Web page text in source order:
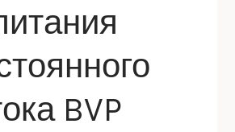
BVP